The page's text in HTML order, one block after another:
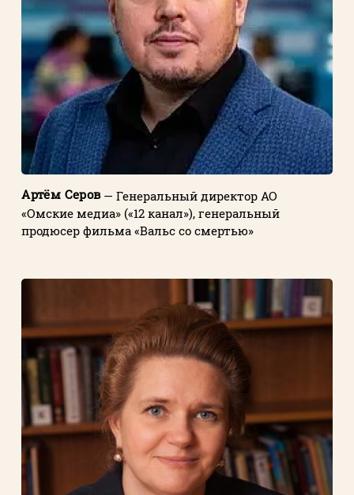
Артём Серов— Генеральный директор АО
«Омские медиа» («12 канал»), генеральный
продюсер фильма «Вальс со смертью»